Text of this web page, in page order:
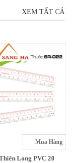
XEM TẤT CẢ
Mua Hàng
Long PVC 20